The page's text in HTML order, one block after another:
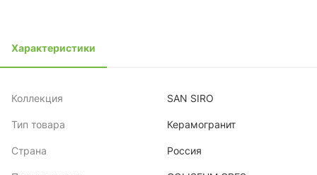
Характеристики
Коллекция SAN SIRO
Тип товара Керамогранит
Страна Россия